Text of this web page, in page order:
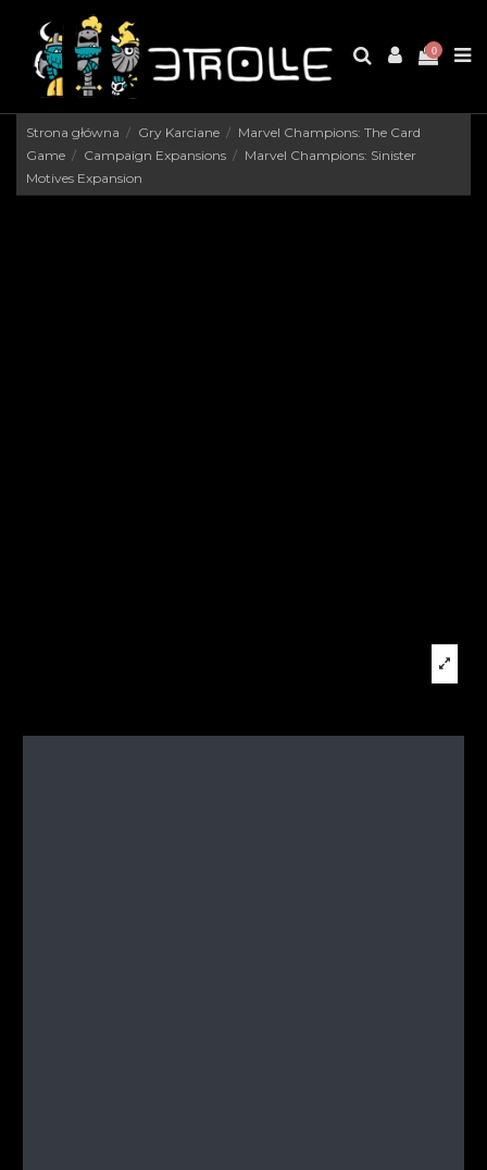
0
Strona główna Gry Karciane
Marvel Champions: The Card
Game
Campaign Expansions
Marvel Champions: Sinister
Motives Expansion